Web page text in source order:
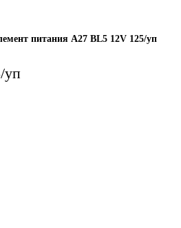
питания A27 BL5 12V 125/уп
уп